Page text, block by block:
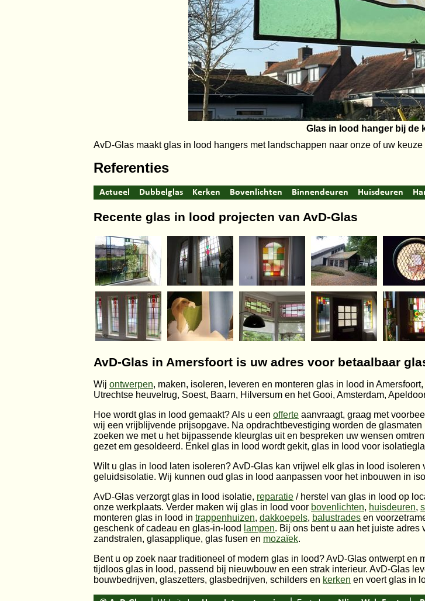
Glas in lood hanger bij de
AvD-Glas maakt glas in lood hangers met landschappen naar onze of uw
Referenties
Actueel Dubbelglas Kerken Bovenlichten Binnendeuren Huisdeuren
Recente glas in lood projecten van AvD-Glas
AvD-Glas in Amersfoort is uw adres voor betaalbaar
Wij ontwerpen, maken, isoleren, leveren en monteren glas in lood in
Utrechtse heuvelrug, Soest, Baarn, Hilversum en het Gooi, Amsterdam,
Hoe wordt glas in lood gemaakt? Als u een offerte aanvraagt, graag met
wij een vrijblijvende prijsopgave. Na opdrachtbevestiging worden de
zoeken we met u het bijpassende kleurglas uit en bespreken uw wensen
gezet em gesoldeerd. Enkel glas in lood wordt gekit, glas in lood voor
Wilt u glas in lood laten isoleren? AvD-Glas kan vrijwel elk glas in lood
geluidsisolatie. Wij kunnen oud glas in lood aanpassen voor het inbouwen in
AvD-Glas verzorgt glas in lood isolatie, reparatie / herstel van glas in lood op
onze werkplaats. Verder maken wij glas in lood voor bovenlichten, huisdeuren,
monteren glas in lood in trappenhuizen, dakkoepels, balustrades en
geschenk of cadeau en glas-in-lood lampen. Bij ons bent u aan het juiste adres
zandstralen, glasapplique, glas fusen en mozaïek.
Bent u op zoek naar traditioneel of modern glas in lood? AvD-Glas ontwerpt en
tijdloos glas in lood, passend bij nieuwbouw en een strak interieur. AvD-Glas
bouwbedrijven, glaszetters, glasbedrijven, schilders en kerken en voert glas in